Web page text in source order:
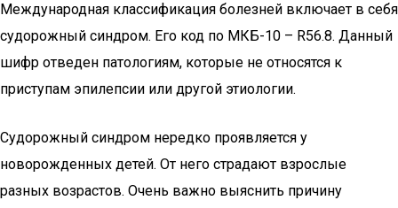
Международная классификация болезней включает в себя
судорожный синдром. Его код по МКБ-10 – R56.8. Данный
шифр отведен патологиям, которые не относятся к
приступам эпилепсии или другой этиологии.
Судорожный синдром нередко проявляется у
новорожденных детей. От него страдают взрослые
разных возрастов. Очень важно выяснить причину